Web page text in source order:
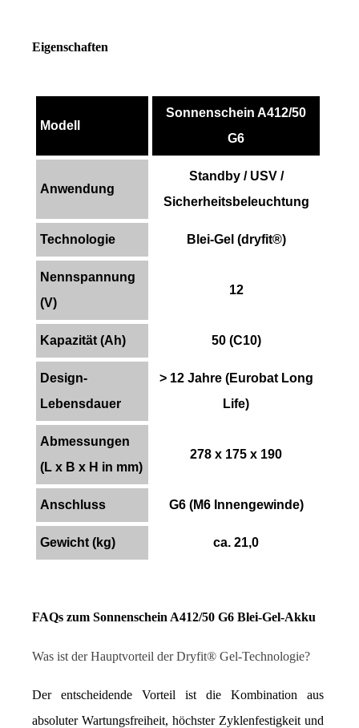
Eigenschaften
Modell
Sonnenschein A412/50
G6
Anwendung
Standby / USV /
Sicherheitsbeleuchtung
Technologie Blei-Gel (dryfit®)
Nennspannung
(V)
12
Kapazität (Ah) 50 (C10)
Design-
Lebensdauer
> 12 Jahre (Eurobat Long
Life)
Abmessungen
(L x B x H in mm)
278 x 175 x 190
Anschluss G6 (M6 Innengewinde)
Gewicht (kg) ca. 21,0
FAQs zum Sonnenschein A412/50 G6 Blei-Gel-Akku
Was ist der Hauptvorteil der Dryfit® Gel-Technologie?
Der entscheidende Vorteil ist die Kombination aus
absoluter Wartungsfreiheit, höchster Zyklenfestigkeit und